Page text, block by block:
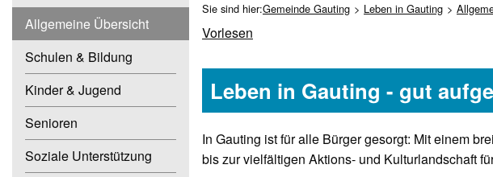
Allgemeine Übersicht
Schulen & Bildung
Kinder & Jugend
Senioren
Soziale Unterstützung
Sie sind hier:Gemeinde Gauting Leben in Gauting
Vorlesen
Leben in Gauting - gut
In Gauting ist für alle Bürger gesorgt: Mit einem
bis zur vielfältigen Aktions- und Kulturlandschaft